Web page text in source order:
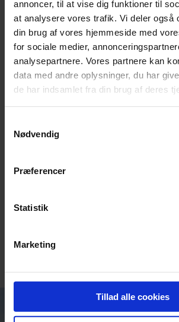
annoncer, til at vise dig funktioner til
at analysere vores trafik. Vi deler også
din brug af vores hjemmeside med
for sociale medier,
analysepartnere. Vores partnere kan
data med andre oplysninger, du har
de har indsamlet fra din brug af deres
Nødvendig
Præferencer
Statistik
Marketing
Tillad alle cookies
yderligere varsel i uge 7.
Og husk: man kan ikke
placere de særlige feriedage
med tilbagevirkende kraft.
Man kan fx ikke den 25.
oktober placere feriedagene
PAV åbner mulighed for, at
feriefridagene i stedet for, at
specielle, enkeltstående
begrundelser.